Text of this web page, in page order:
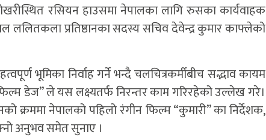
रसियन हाउसमा नेपालका लागि रुसका कार्यवाहक
ललितकला प्रतिष्ठानका सदस्य सचिव देवेन्द्र कुमार काफ्लेको
भूमिका निर्वाह गर्ने भन्दै चलचित्रकर्मीबीच सद्भाव कायम
डेज” ले यस लक्ष्यतर्फ निरन्तर काम गरिरहेको उल्लेख गरे।
नेपालको पहिलो रंगीन फिल्म “कुमारी” का निर्देशक,
अनुभव समेत सुनाए ।